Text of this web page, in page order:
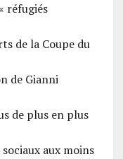
réfugiés
de la Coupe du
de Gianni
de plus en plus
aux moins